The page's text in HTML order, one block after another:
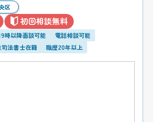
区
初回相談無料
時以降面談可能
電話相談可能
法書士在籍
職歴20年以上